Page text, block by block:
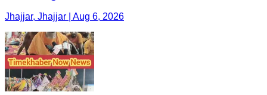
Jhajjar, Jhajjar | Aug 6, 2026